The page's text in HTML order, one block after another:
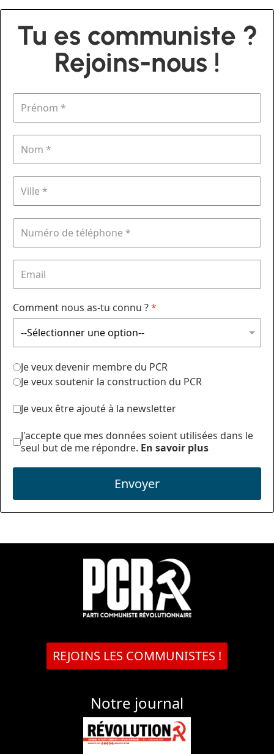
Tu es communiste ?
Rejoins-nous !
Comment nous as-tu connu ?*
Je veux devenir membre du PCR
Je veux soutenir la construction du PCR
Je veux être ajouté à la newsletter
J'accepte que mes données soient utilisées dans le
seul but de me répondre. En savoir plus
Envoyer
REJOINS LES COMMUNISTES !
Notre journal